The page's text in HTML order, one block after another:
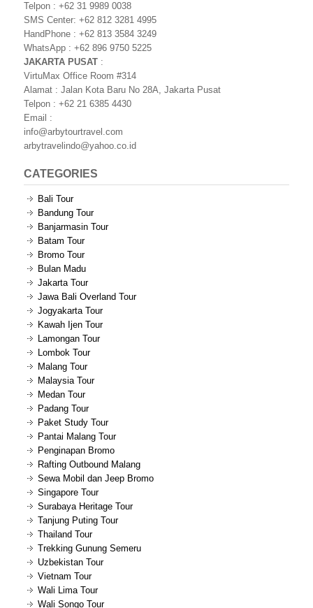
Telpon : +62 31 9989 0038
SMS Center: +62 812 3281 4995
HandPhone : +62 813 3584 3249
WhatsApp : +62 896 9750 5225
JAKARTA PUSAT :
VirtuMax Office Room #314
Alamat : Jalan Kota Baru No 28A, Jakarta Pusat
Telpon : +62 21 6385 4430
Email :
info@arbytourtravel.com
arbytravelindo@yahoo.co.id
CATEGORIES
Bali Tour
Bandung Tour
Banjarmasin Tour
Batam Tour
Bromo Tour
Bulan Madu
Jakarta Tour
Jawa Bali Overland Tour
Jogyakarta Tour
Kawah Ijen Tour
Lamongan Tour
Lombok Tour
Malang Tour
Malaysia Tour
Medan Tour
Padang Tour
Paket Study Tour
Pantai Malang Tour
Penginapan Bromo
Rafting Outbound Malang
Sewa Mobil dan Jeep Bromo
Singapore Tour
Surabaya Heritage Tour
Tanjung Puting Tour
Thailand Tour
Trekking Gunung Semeru
Uzbekistan Tour
Vietnam Tour
Wali Lima Tour
Wali Songo Tour